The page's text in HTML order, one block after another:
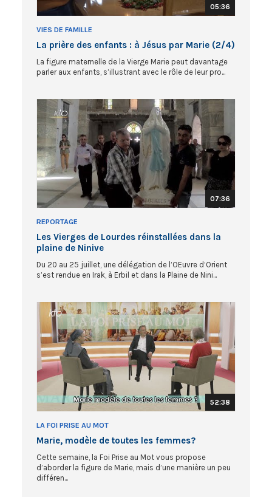
05:36
VIES DE FAMILLE
La prière des enfants : à Jésus par Marie (2/4)
La figure maternelle de la Vierge Marie peut davantage
parler aux enfants, s’illustrant avec le rôle de leur pro...
07:36
REPORTAGE
Les Vierges de Lourdes réinstallées dans la
plaine de Ninive
Du 20 au 25 juillet, une délégation de l’OEuvre d’Orient
s’est rendue en Irak, à Erbil et dans la Plaine de Nini...
52:38
LA FOI PRISE AU MOT
Marie, modèle de toutes les femmes?
Cette semaine, la Foi Prise au Mot vous propose
d’aborder la figure de Marie, mais d’une manière un peu
différen...